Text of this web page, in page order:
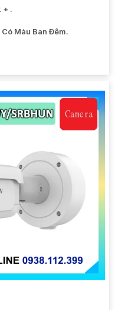
+ .
Màu Ban Ðêm.